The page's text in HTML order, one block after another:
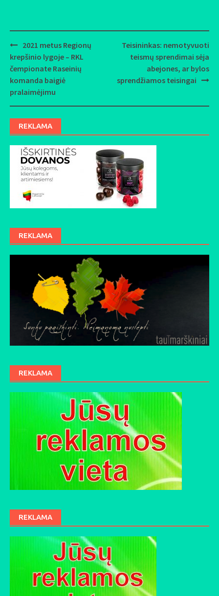
Post
navigation
2021 metus Regionų
krepšinio lygoje – RKL
čempionate Raseinių
komanda baigiė
pralaimėjimu
Teisininkas: nemotyvuoti
teismų sprendimai sėja
abejones, ar bylos
sprendžiamos teisingai
REKLAMA
REKLAMA
REKLAMA
REKLAMA